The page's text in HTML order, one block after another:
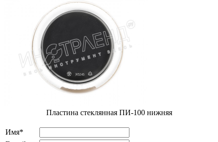
Пластина стеклянная ПИ-100 нижняя
Имя*